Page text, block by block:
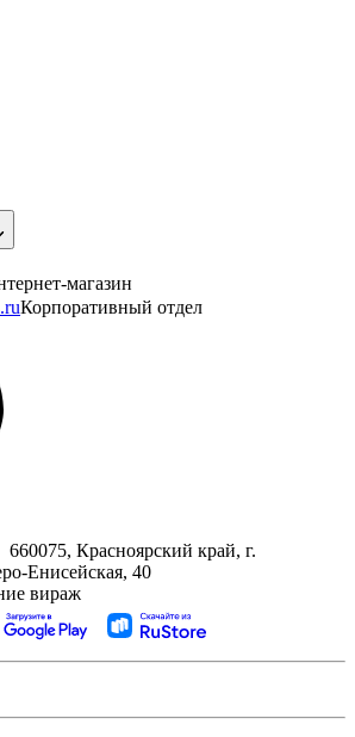
магазин
Корпоративный отдел
660075, Красноярский край, г.
40
вираж